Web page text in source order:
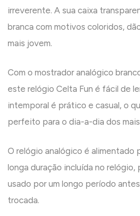
irreverente. A sua caixa
branca com motivos coloridos,
mais jovem.
Com o mostrador analógico
este relógio Celta Fun é fácil de
intemporal é prático e casual, o
perfeito para o dia-a-dia dos
O relógio analógico é alimentado
longa duração incluída no relógio,
usado por um longo período
trocada.